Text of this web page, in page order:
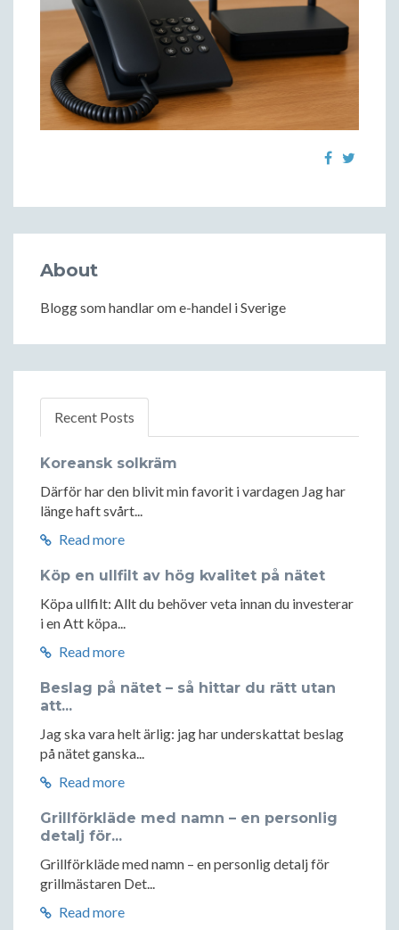
About
Blogg som handlar om e-handel i Sverige
Recent Posts
Koreansk solkräm
Därför har den blivit min favorit i vardagen Jag har
länge haft svårt...
Read more
Köp en ullfilt av hög kvalitet på nätet
Köpa ullfilt: Allt du behöver veta innan du investerar
i en Att köpa...
Read more
Beslag på nätet – så hittar du rätt utan
att...
Jag ska vara helt ärlig: jag har underskattat beslag
på nätet ganska...
Read more
Grillförkläde med namn – en personlig
detalj för...
Grillförkläde med namn – en personlig detalj för
grillmästaren Det...
Read more